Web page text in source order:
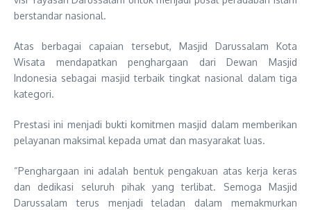
berstandar nasional.
Atas berbagai capaian tersebut, Masjid Darussalam Kota
Wisata mendapatkan penghargaan dari Dewan Masjid
Indonesia sebagai masjid terbaik tingkat nasional dalam tiga
kategori.
Prestasi ini menjadi bukti komitmen masjid dalam memberikan
pelayanan maksimal kepada umat dan masyarakat luas.
“Penghargaan ini adalah bentuk pengakuan atas kerja keras
dan dedikasi seluruh pihak yang terlibat. Semoga Masjid
Darussalam terus menjadi teladan dalam memakmurkan